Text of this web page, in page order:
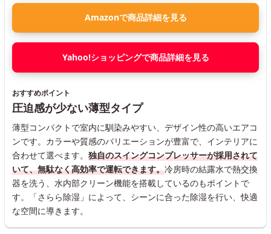
Amazonで商品詳細を見る
Yahoo!ショッピングで商品詳細を見る
おすすめポイント
圧迫感が少ない薄型タイプ
薄型コンパクトで室内に馴染みやすい、デザイン性の高いエアコ
ンです。カラーや質感のバリエーションが豊富で、インテリアに
合わせて選べます。 独自のスイングコンプレッサーが採用されて
いて、無駄なく高効率で運転できます。冷房時の結露水で熱交換
器を洗う、水内部クリーン機能を搭載しているのもポイントで
す。「さらら除湿」によって、シーンに合った除湿を行い、快適
な空間に導きます。